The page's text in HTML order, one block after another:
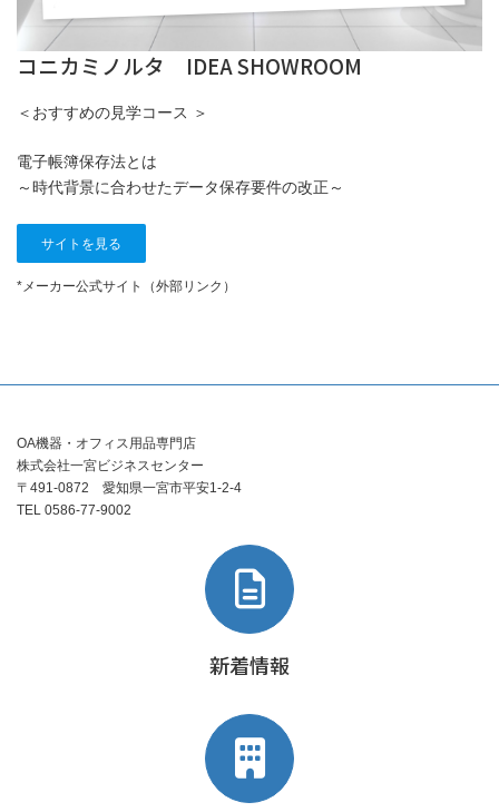
コニカミノルタ IDEA SHOWROOM
＜おすすめの見学コース ＞
電子帳簿保存法とは
～時代背景に合わせたデータ保存要件の改正～
サイトを見る
*メーカー公式サイト（外部リンク）
OA機器・オフィス用品専門店
株式会社一宮ビジネスセンター
〒491-0872 愛知県一宮市平安1-2-4
TEL 0586-77-9002
新着情報